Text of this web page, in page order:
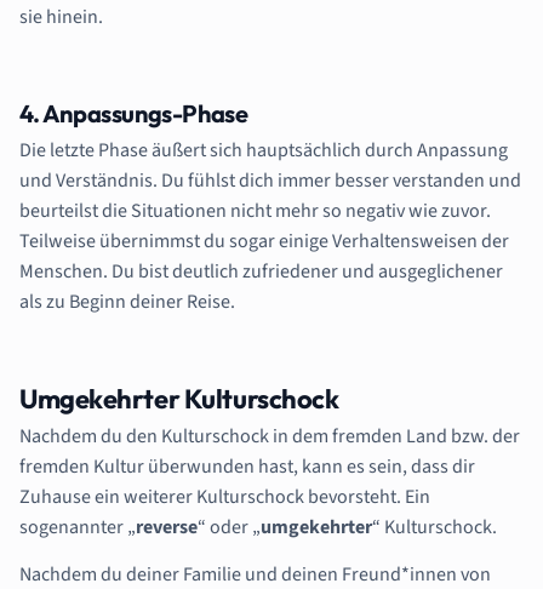
sie hinein.
4. Anpassungs-Phase
Die letzte Phase äußert sich hauptsächlich durch Anpassung
und Verständnis. Du fühlst dich immer besser verstanden und
beurteilst die Situationen nicht mehr so negativ wie zuvor.
Teilweise übernimmst du sogar einige Verhaltensweisen der
Menschen. Du bist deutlich zufriedener und ausgeglichener
als zu Beginn deiner Reise.
Umgekehrter Kulturschock
Nachdem du den Kulturschock in dem fremden Land bzw. der
fremden Kultur überwunden hast, kann es sein, dass dir
Zuhause ein weiterer Kulturschock bevorsteht. Ein
sogenannter „reverse“ oder „umgekehrter“ Kulturschock.
Nachdem du deiner Familie und deinen Freund*innen von